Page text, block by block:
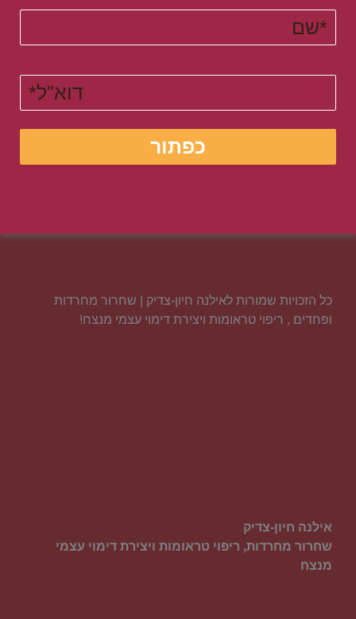
כל הזכויות שמורות לאילנה חיון-צדיק | שחרור מחרדות
ופחדים , ריפוי טראומות ויצירת דימוי עצמי מנצח!
אילנה חיון-צדיק
שחרור מחרדות, ריפוי טראומות ויצירת דימוי עצמי
מנצח